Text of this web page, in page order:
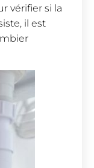
vérifier si la
il est